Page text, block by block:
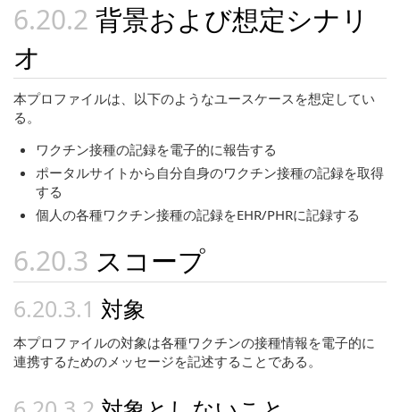
背景および想定シナリ
オ
本プロファイルは、以下のようなユースケースを想定してい
る。
ワクチン接種の記録を電子的に報告する
ポータルサイトから自分自身のワクチン接種の記録を取得
する
個人の各種ワクチン接種の記録をEHR/PHRに記録する
スコープ
対象
本プロファイルの対象は各種ワクチンの接種情報を電子的に
連携するためのメッセージを記述することである。